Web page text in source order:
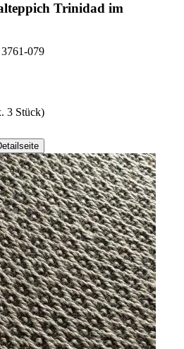
Trinidad im
079
3 Stück)